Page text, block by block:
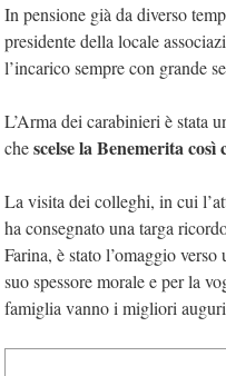
In pensione già da diverso
presidente della locale
l’incarico sempre con grande
L’Arma dei carabinieri è stata
chescelse la Benemerita
La visita dei colleghi, in cui
ha consegnato una targa
Farina, è stato l’omaggio
suo spessore morale e per la
famiglia vanno i migliori